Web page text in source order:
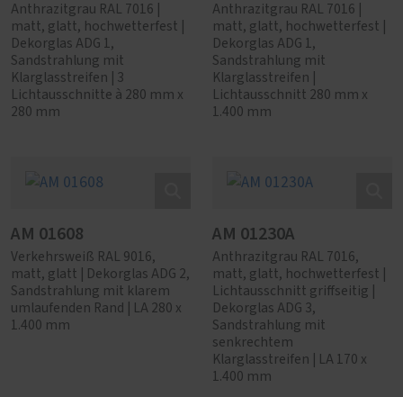
Anthrazitgrau RAL 7016 |
matt, glatt, hochwetterfest |
Dekorglas ADG 1,
Sandstrahlung mit
Klarglasstreifen | 3
Lichtausschnitte à 280 mm x
280 mm
Anthrazitgrau RAL 7016 |
matt, glatt, hochwetterfest |
Dekorglas ADG 1,
Sandstrahlung mit
Klarglasstreifen |
Lichtausschnitt 280 mm x
1.400 mm
AM 01608
Verkehrsweiß RAL 9016,
matt, glatt | Dekorglas ADG 2,
Sandstrahlung mit klarem
umlaufenden Rand | LA 280 x
1.400 mm
AM 01230A
Anthrazitgrau RAL 7016,
matt, glatt, hochwetterfest |
Lichtausschnitt griffseitig |
Dekorglas ADG 3,
Sandstrahlung mit
senkrechtem
Klarglasstreifen | LA 170 x
1.400 mm